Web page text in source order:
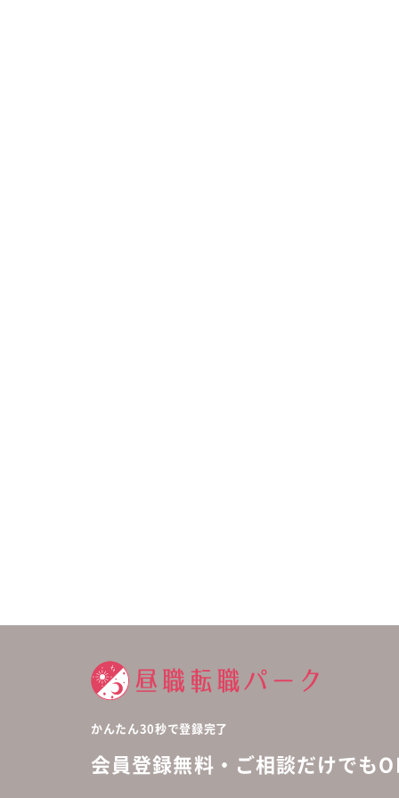
かんたん30秒で登録完了
会員登録無料・ご相談だけでも